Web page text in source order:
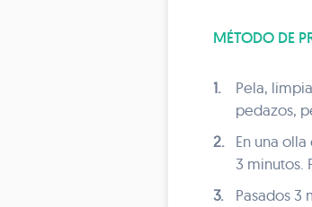
MÉTODO DE
1.
Pela,
pedazos,
2.
En una
3 minutos.
3.
Pasados